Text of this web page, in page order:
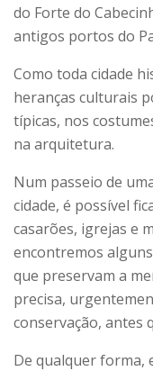
do Forte do
antigos portos do
Como toda cidade
heranças culturais
típicas, nos
na arquitetura.
Num passeio de
cidade, é possível
casarões, igrejas e
encontremos
que preservam a
precisa,
conservação, antes
De qualquer forma,